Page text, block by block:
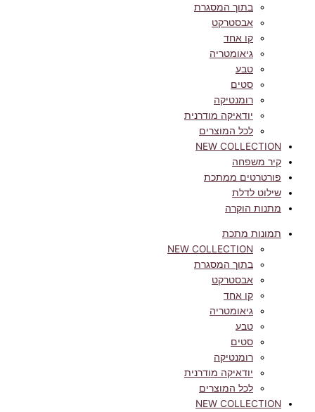
בתוך המסגרת
אבסטרקט
קו אחד
גיאומטריה
טבע
סטים
רומנטיקה
יודאיקה מודרנית
לכל המוצרים
NEW COLLECTION
קיר משפחה
פורטרטים ממתכת
שילוט לדלת
מתנות הוקרה
תמונות מתכת
NEW COLLECTION
בתוך המסגרת
אבסטרקט
קו אחד
גיאומטריה
טבע
סטים
רומנטיקה
יודאיקה מודרנית
לכל המוצרים
NEW COLLECTION